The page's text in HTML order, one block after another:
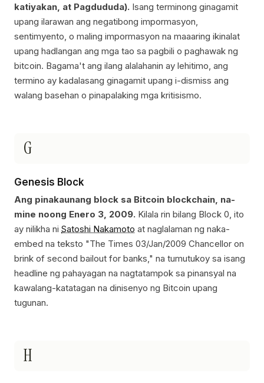
katiyakan, at Pagdududa). Isang terminong ginagamit
upang ilarawan ang negatibong impormasyon,
sentimyento, o maling impormasyon na maaaring ikinalat
upang hadlangan ang mga tao sa pagbili o paghawak ng
bitcoin. Bagama't ang ilang alalahanin ay lehitimo, ang
termino ay kadalasang ginagamit upang i-dismiss ang
walang basehan o pinapalaking mga kritisismo.
G
Genesis Block
Ang pinakaunang block sa Bitcoin blockchain, na-
mine noong Enero 3, 2009. Kilala rin bilang Block 0, ito
ay nilikha ni Satoshi Nakamoto at naglalaman ng naka-
embed na teksto "The Times 03/Jan/2009 Chancellor on
brink of second bailout for banks," na tumutukoy sa isang
headline ng pahayagan na nagtatampok sa pinansyal na
kawalang-katatagan na dinisenyo ng Bitcoin upang
tugunan.
H